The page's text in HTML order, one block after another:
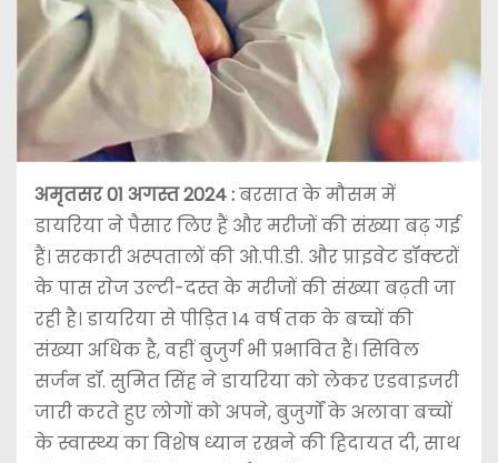
अमृतसर 01 अगस्त 2024 :बरसात के मौसम में
डायरिया ने पैसार लिए हैं और मरीजों की संख्या बढ़ गई
हैं। सरकारी अस्पतालों की ओ.पी.डी. और प्राइवेट डॉक्टरों
के पास राेज उल्टी-दस्त के मरीजों की संख्या बढ़ती जा
रही है। डायरिया से पीड़ित 14 वर्ष तक के बच्चों की
संख्या अधिक है, वहीं बुजुर्ग भी प्रभावित हैं। सिविल
सर्जन डॉ. सुमित सिंह ने डायरिया को लेकर एडवाइजरी
जारी करते हुए लोगों को अपने, बुजुर्गों के अलावा बच्चों
के स्वास्थ्य का विशेष ध्यान रखने की हिदायत दी, साथ